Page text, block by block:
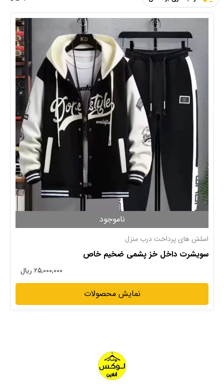
ناموجود
اسلش های پرداخت درب منزل
سویشرت داخل خز پشمی ضخیم خاص
۲۵,۰۰۰,۰۰۰ ریال
نمایش محصولات